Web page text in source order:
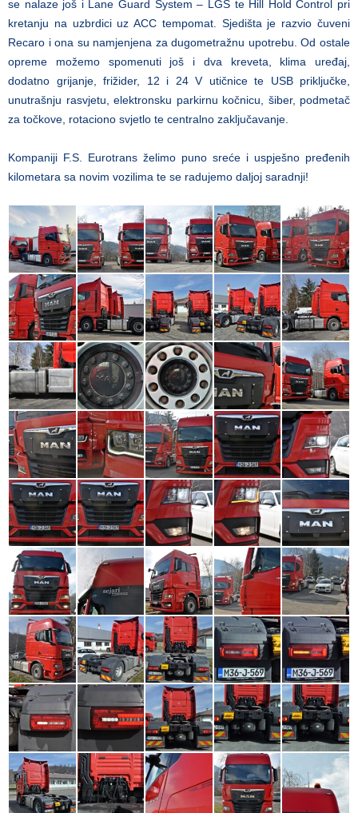
se nalaze još i Lane Guard System – LGS te Hill Hold Control pri
kretanju na uzbrdici uz ACC tempomat. Sjedišta je razvio čuveni
Recaro i ona su namjenjena za dugometražnu upotrebu. Od ostale
opreme možemo spomenuti još i dva kreveta, klima uređaj,
dodatno grijanje, frižider, 12 i 24 V utičnice te USB priključke,
unutrašnju rasvjetu, elektronsku parkirnu kočnicu, šiber, podmetač
za točkove, rotaciono svjetlo te centralno zaključavanje.
Kompaniji F.S. Eurotrans želimo puno sreće i uspješno pređenih
kilometara sa novim vozilima te se radujemo daljoj saradnji!